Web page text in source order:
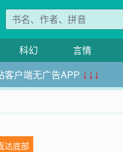
科幻 言情
客户端无广告APP ↓↓↓
达底部